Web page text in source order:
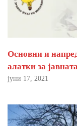
Основни и
алатки за
јуни 17, 2021